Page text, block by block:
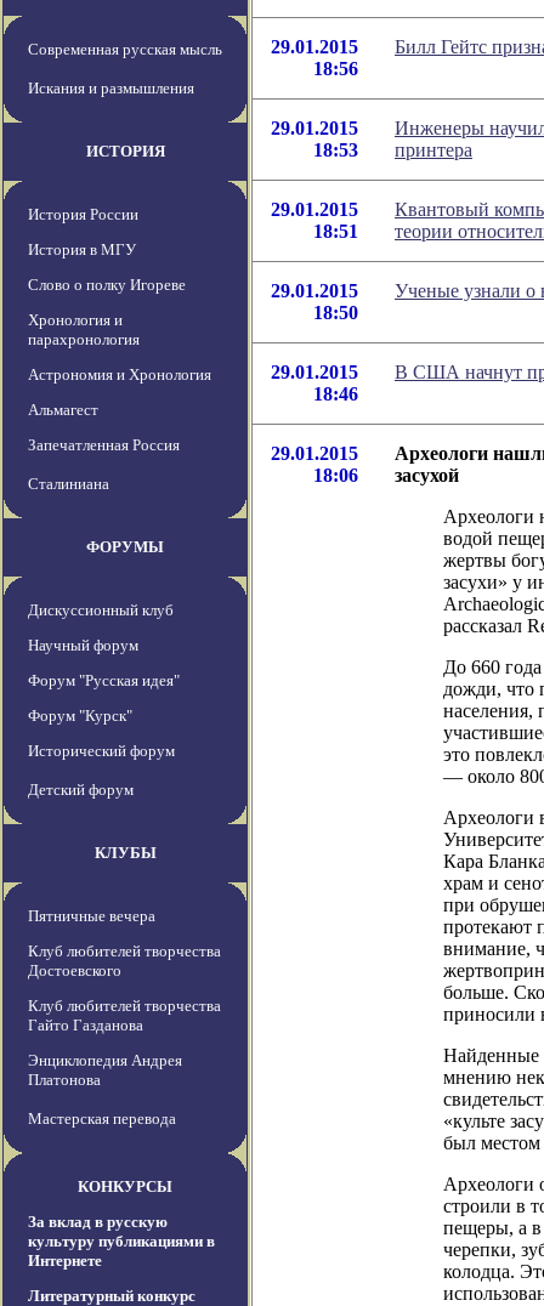
Современная русская мысль
Искания и размышления
ИСТОРИЯ
История России
История в МГУ
Слово о полку Игореве
Хронология и
парахронология
Астрономия и Хронология
Альмагест
Запечатленная Россия
Сталиниана
ФОРУМЫ
Дискуссионный клуб
Научный форум
Форум "Русская идея"
Форум "Курск"
Исторический форум
Детский форум
КЛУБЫ
Пятничные вечера
Клуб любителей творчества
Достоевского
Клуб любителей творчества
Гайто Газданова
Энциклопедия Андрея
Платонова
Мастерская перевода
КОНКУРСЫ
За вклад в русскую
культуру публикациями в
Интернете
Литературный конкурс
29.01.2015
18:56
Билл Гейтс
29.01.2015
18:53
Инженеры
принтера
29.01.2015
18:51
Квантовый
теории
29.01.2015
18:50
Ученые узнали о
29.01.2015
18:46
В США начнут
29.01.2015
18:06
Археологи
засухой
Археологи
водой
жертвы
засухи» у
рассказал
До 660
дожди, что
населения,
это
— около
Археологи
Кара
храм и
при
протекают
внимание,
больше.
приносили
Найденные
мнению
«культе
был местом
Археологи
строили в
пещеры, а в
черепки,
колодца.